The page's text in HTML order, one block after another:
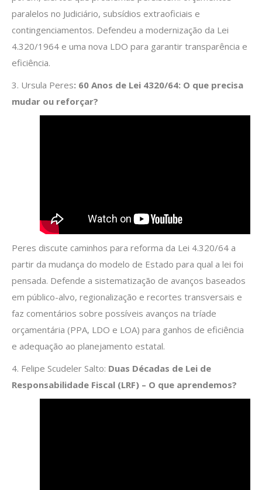
paralelos no Judiciário, subsídios extraoficiais e
contingenciamentos. Defendeu a modernização da Lei
4.320/1964 e uma nova LDO para garantir transparência e
eficiência.
3. Ursula Peres: 60 Anos de Lei 4320/64: O que precisa
mudar ou reforçar?
Peres discute caminhos para reforma da Lei 4.320/64 a
partir da mudança do modelo de Estado para qual a lei foi
pensada. Defende a sistematização de avanços baseados
em público-alvo, regionalização e recortes transversais e
faz comentários sobre possíveis avanços na tríade
orçamentária (PPA, LDO e LOA) para ganhos de eficiência
e adequação ao planejamento estatal.
4. Felipe Scudeler Salto: Duas Décadas de Lei de
Responsabilidade Fiscal (LRF) – O que aprendemos?